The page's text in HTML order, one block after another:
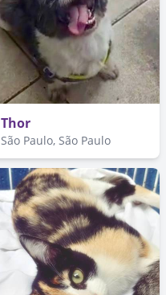
Thor
São Paulo, São Paulo